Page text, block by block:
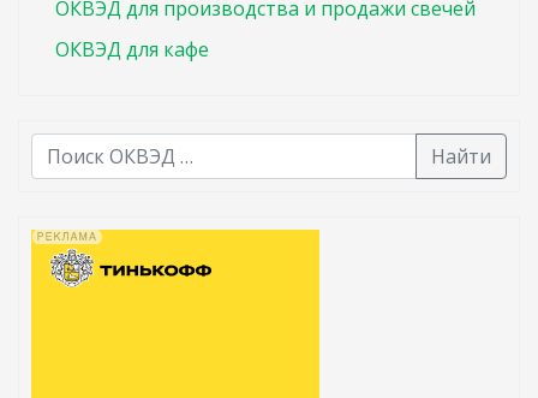
ОКВЭД для производства и продажи свечей
ОКВЭД для кафе
Найти
В списке найденных результатов используйте